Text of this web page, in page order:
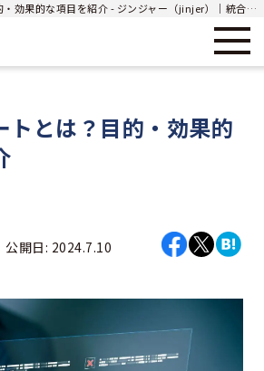
研修アンケートとは？目的・効果的な項目を紹介 - ジンジャー（jinjer）｜統合型人事システム
トとは？目的・効果的
開日: 2024.7.10